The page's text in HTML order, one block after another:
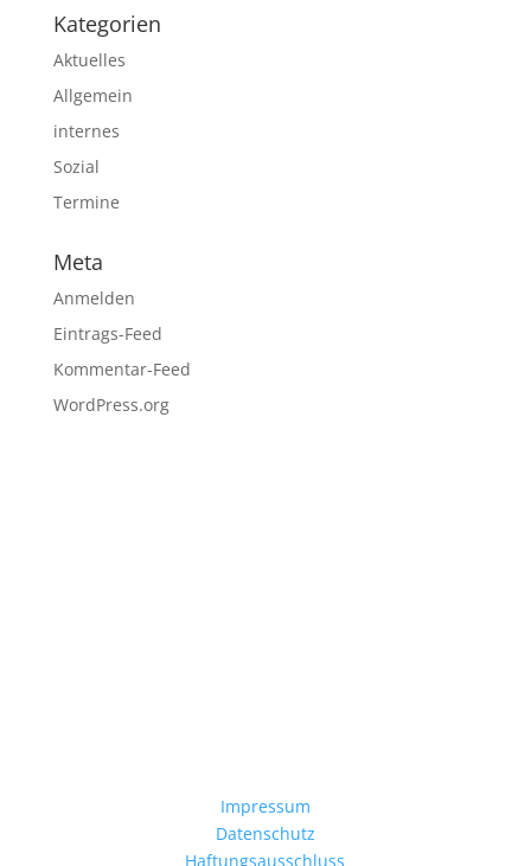
Kategorien
Aktuelles
Allgemein
internes
Sozial
Termine
Meta
Anmelden
Eintrags-Feed
Kommentar-Feed
WordPress.org
Impressum
Datenschutz
Haftungsausschluss